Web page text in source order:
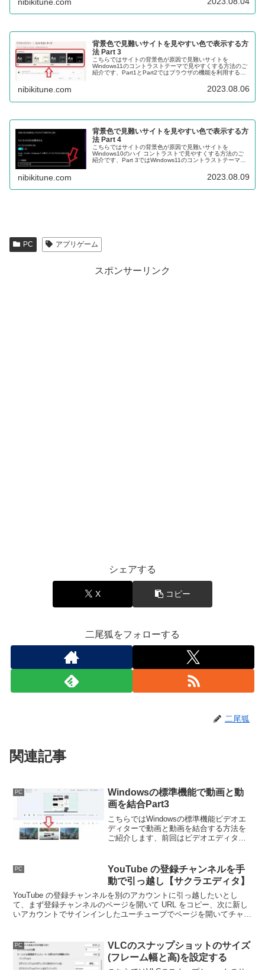
背景色で見難いサイトを見やすい色で表示する方
法 Part 3
こちらではサイトの背景色が原因で見難いサイトを
Windows11のコントラストテーマで見やすくする方法のご
紹介です、Part1とPart2ではブラウザの機能を利用する方
nibikitune.com 2023.08.06
背景色で見難いサイトを見やすい色で表示する方
法 Part 4
こちらではサイトの背景色が原因で見難いサイトを
Windows10のハイ コントラストで見やすくする方法のご
紹介です、Part 3ではWindows11のコントラストテーマ機
nibikitune.com 2023.08.09
PC アプリゲーム
スポンサーリンク
シェアする
X コピー
二尾狐をフォローする
二尾狐
関連記事
PC
Windowsの標準機能で動画と動
画を結合Part3
こちらではWindowsの標準機能ビデオエ
ディターで動画と動画を結合する方法を
ご紹介します、前回はビデオエディター
せると動画の途中に別の動画を挟む事も
出来ます。
PC
YouTube の登録チャンネルを手
動で引っ越し【サクラエディタ】
YouTube の登録チャンネルを別のアカウントに引っ越したいとし
て、まず登録チャンネルのページを開いて URL をコピー、次に新し
いアカウントでサインインしたユーチューブでページを開いてチャン
PC
VLCのスナップショットのサイズ
(フレーム幅と高)を設定する